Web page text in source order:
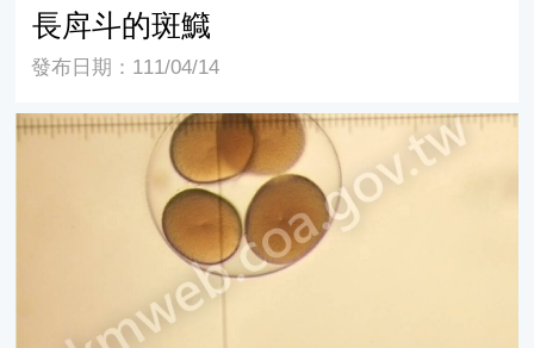
長戽斗的斑鱵
發布日期：111/04/14
飛白楓海星的成長史